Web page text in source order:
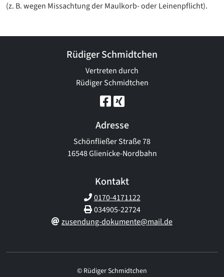
(z. B. wegen Missachtung der Maulkorb- oder Leinenpflicht).
Rüdiger Schmidtchen
Vertreten durch
Rüdiger Schmidtchen
Adresse
Schönfließer Straße 78
16548 Glienicke-Nordbahn
Kontakt
0170-4171122
034905-22724
zusendung-dokumente@mail.de
© Rüdiger Schmidtchen